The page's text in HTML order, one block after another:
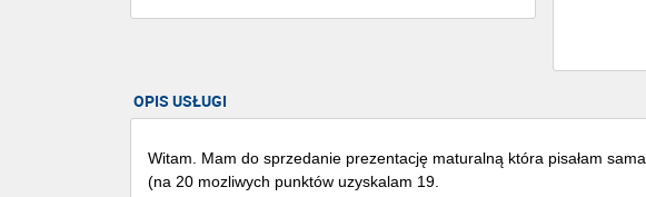
OPIS USŁUGI
Witam. Mam do sprzedanie prezentację maturalną która pisałam sama
(na 20 mozliwych punktów uzyskalam 19.